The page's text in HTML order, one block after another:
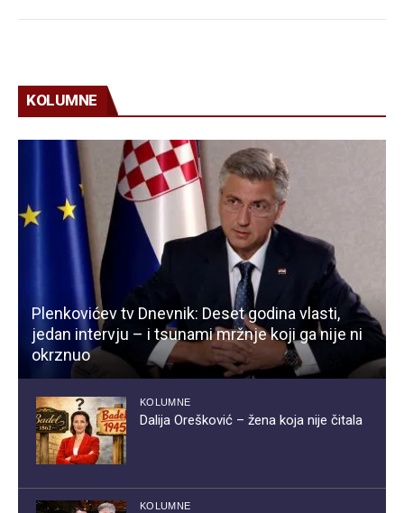
KOLUMNE
Plenkovićev tv Dnevnik: Deset godina vlasti,
jedan intervju – i tsunami mržnje koji ga nije ni
okrznuo
KOLUMNE
Dalija Orešković – žena koja nije čitala
KOLUMNE